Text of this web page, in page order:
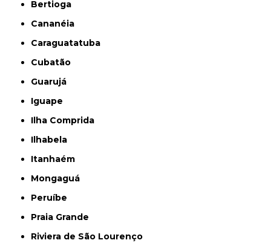
Bertioga
Cananéia
Caraguatatuba
Cubatão
Guarujá
Iguape
Ilha Comprida
Ilhabela
Itanhaém
Mongaguá
Peruíbe
Praia Grande
Riviera de São Lourenço